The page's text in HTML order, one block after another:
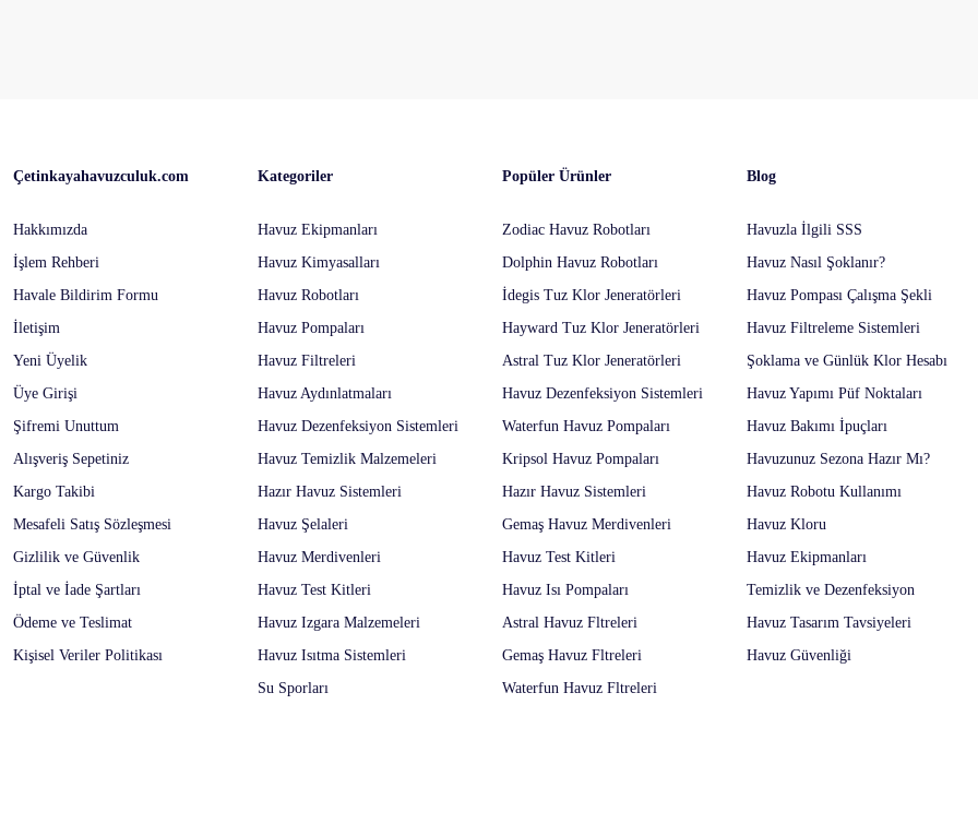
Çetinkayahavuzculuk.com
Hakkımızda
İşlem Rehberi
Havale Bildirim Formu
İletişim
Yeni Üyelik
Üye Girişi
Şifremi Unuttum
Alışveriş Sepetiniz
Kargo Takibi
Mesafeli Satış Sözleşmesi
Gizlilik ve Güvenlik
İptal ve İade Şartları
Ödeme ve Teslimat
Kişisel Veriler Politikası
Kategoriler
Havuz Ekipmanları
Havuz Kimyasalları
Havuz Robotları
Havuz Pompaları
Havuz Filtreleri
Havuz Aydınlatmaları
Havuz Dezenfeksiyon Sistemleri
Havuz Temizlik Malzemeleri
Hazır Havuz Sistemleri
Havuz Şelaleri
Havuz Merdivenleri
Havuz Test Kitleri
Havuz Izgara Malzemeleri
Havuz Isıtma Sistemleri
Su Sporları
Popüler Ürünler
Zodiac Havuz Robotları
Dolphin Havuz Robotları
İdegis Tuz Klor Jeneratörleri
Hayward Tuz Klor Jeneratörleri
Astral Tuz Klor Jeneratörleri
Havuz Dezenfeksiyon Sistemleri
Waterfun Havuz Pompaları
Kripsol Havuz Pompaları
Hazır Havuz Sistemleri
Gemaş Havuz Merdivenleri
Havuz Test Kitleri
Havuz Isı Pompaları
Astral Havuz Fltreleri
Gemaş Havuz Fltreleri
Waterfun Havuz Fltreleri
Blog
Havuzla İlgili SSS
Havuz Nasıl Şoklanır?
Havuz Pompası Çalışma Şekli
Havuz Filtreleme Sistemleri
Şoklama ve Günlük Klor Hesabı
Havuz Yapımı Püf Noktaları
Havuz Bakımı İpuçları
Havuzunuz Sezona Hazır Mı?
Havuz Robotu Kullanımı
Havuz Kloru
Havuz Ekipmanları
Temizlik ve Dezenfeksiyon
Havuz Tasarım Tavsiyeleri
Havuz Güvenliği